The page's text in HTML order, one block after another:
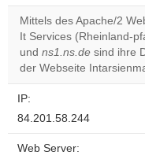
Mittels des Apache/2
It Services (Rheinland-
und ns1.ns.de sind ihre
der Webseite
IP:
84.201.58.244
Web Server: